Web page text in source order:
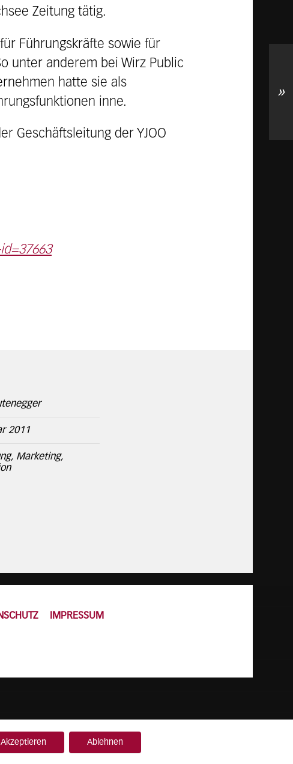
Zeitung tätig.
Führungskräfte sowie für
unter anderem bei Wirz Public
hatte sie als
inne.
Geschäftsleitung der YJOO
2011
Marketing,
»
IMPRESSUM
Akzeptieren Ablehnen